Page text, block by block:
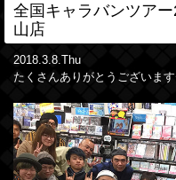
全国キャラバンツア
山店
2018.3.8.Thu
たくさんありがとうございま